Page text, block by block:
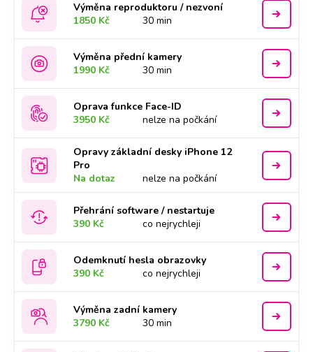
Výměna reproduktoru / nezvoní
1850 Kč
30 min
Výměna přední kamery
1990 Kč
30 min
Oprava funkce Face-ID
3950 Kč
nelze na počkání
Opravy základní desky iPhone 12
Pro
Na dotaz
nelze na počkání
Přehrání software / nestartuje
390 Kč
co nejrychleji
Odemknutí hesla obrazovky
390 Kč
co nejrychleji
Výměna zadní kamery
3790 Kč
30 min